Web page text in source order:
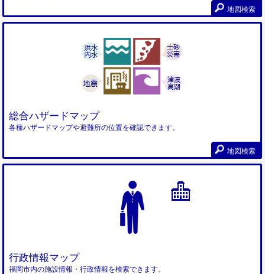
地図検索
総合ハザードマップ
各種ハザードマップや避難所の位置を確認できます。
地図検索
行政情報マップ
福岡市内の施設情報・行政情報を検索できます。